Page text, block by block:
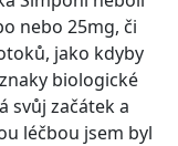
nebo 25mg, či
jako kdyby
biologické
svůj začátek a
léčbou jsem byl